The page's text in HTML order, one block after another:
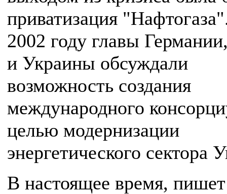
приватизация
2002 году главы
и Украины обсуждали
возможность создания
международного
целью модернизации
энергетического сектора
В настоящее время, пишет